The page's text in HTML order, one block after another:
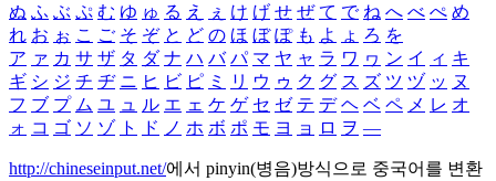
ぬ ふ ぶ ぷ む ゆ ゅ る え ぇ け げ せ ぜ て で ね へ べ ぺ め
れ お ぉ こ ご そ ぞ と ど の ほ ぼ ぽ も よ ょ ろ を
ア ァ カ サ ザ タ ダ ナ ハ バ パ マ ヤ ャ ラ ワ ヮ ン イ ィ キ
ギ シ ジ チ ヂ ニ ヒ ビ ピ ミ リ ウ ゥ ク グ ス ズ ツ ヅ ッ ヌ
フ ブ プ ム ユ ュ ル エ ェ ケ ゲ セ ゼ テ デ ヘ ベ ペ メ レ オ
ォ コ ゴ ソ ゾ ト ド ノ ホ ボ ポ モ ヨ ョ ロ ヲ ―
http://chineseinput.net/에서 pinyin(병음)방식으로 중국어를 변환